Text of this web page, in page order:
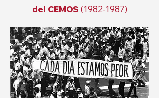
del CEMOS (1982-1987)